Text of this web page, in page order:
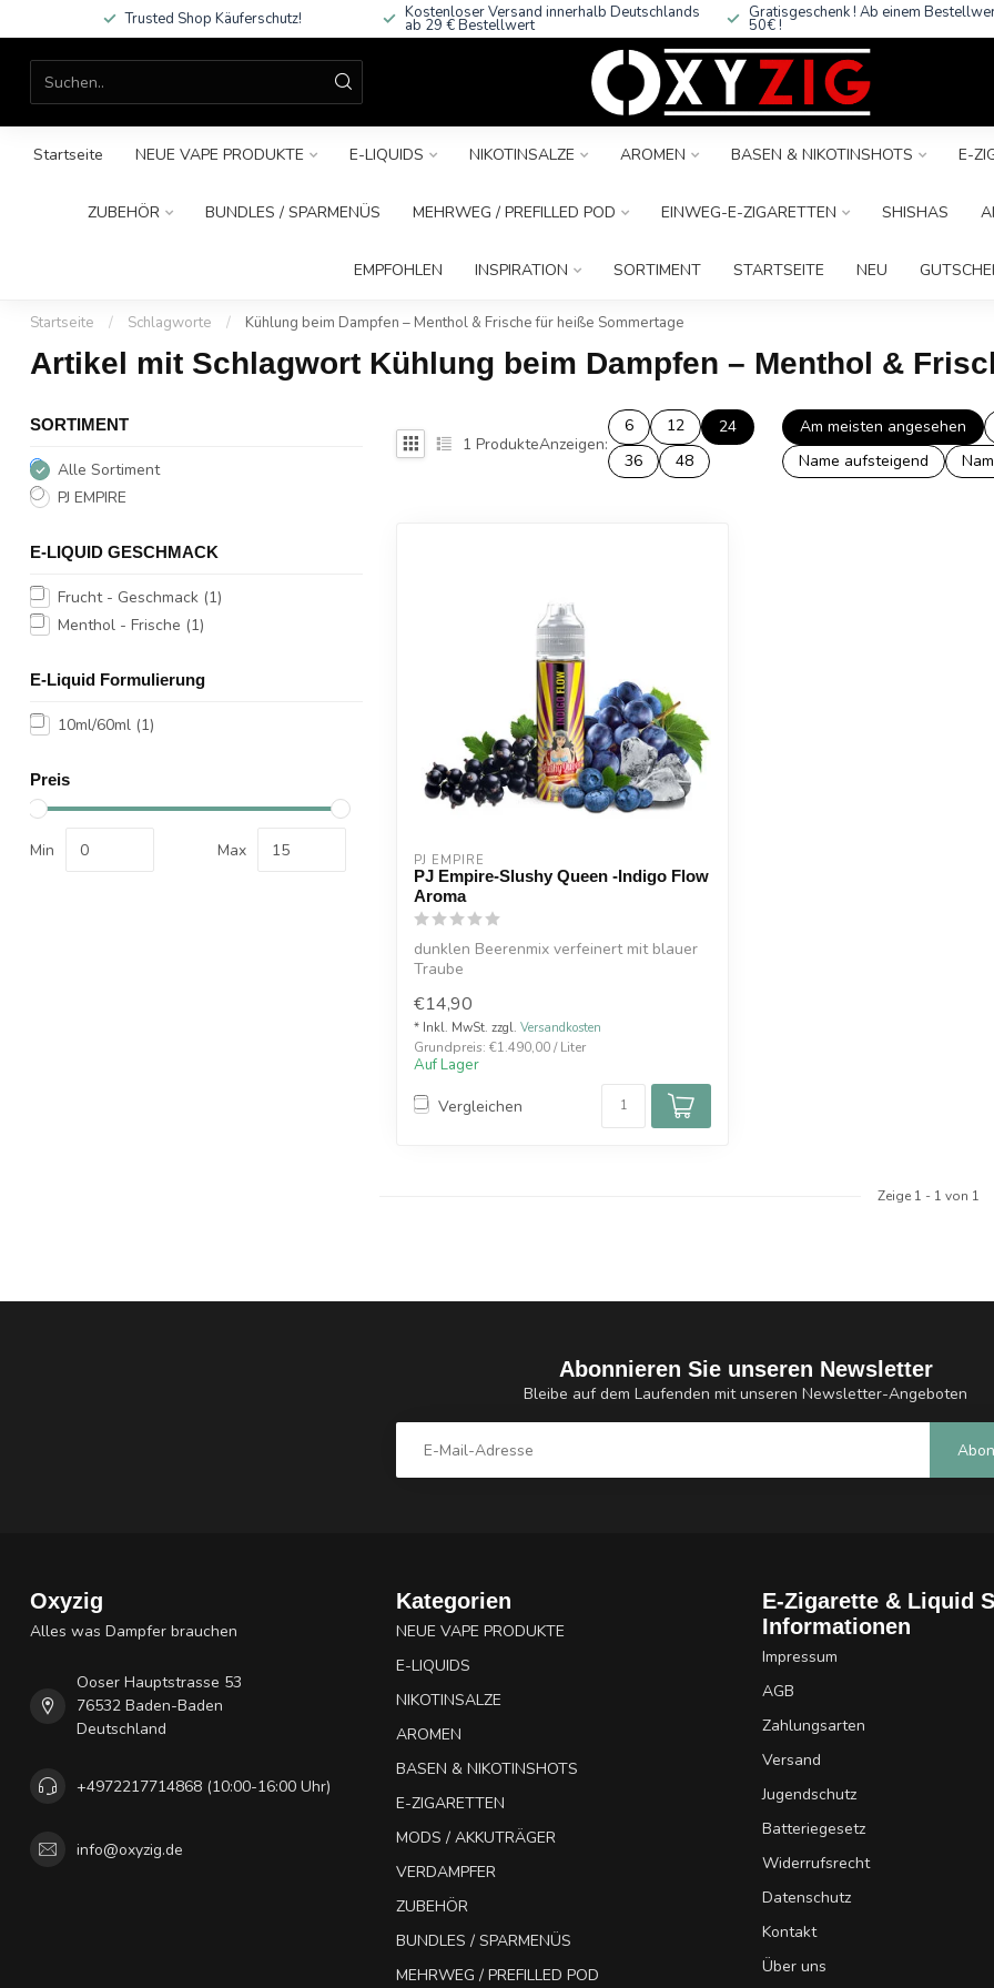
Trusted Shop Käuferschutz! Kostenloser Versand innerhalb Deutschlands
ab 29 € Bestellwert
Gratisgeschenk ! Ab einem
50€ !
Startseite NEUE VAPE PRODUKTE E-LIQUIDS NIKOTINSALZE AROMEN BASEN & NIKOTINSHOTS E-
ZUBEHÖR BUNDLES / SPARMENÜS MEHRWEG / PREFILLED POD EINWEG-E-ZIGARETTEN SHISHAS
EMPFOHLEN INSPIRATION SORTIMENT STARTSEITE NEU
Startseite / Schlagworte / Kühlung beim Dampfen – Menthol & Frische für heiße Sommertage
Artikel mit Schlagwort Kühlung beim Dampfen – Menthol &
SORTIMENT
Alle Sortiment
PJ EMPIRE
E-LIQUID GESCHMACK
Frucht - Geschmack (1)
Menthol - Frische (1)
E-Liquid Formulierung
10ml/60ml (1)
Preis
Min Max
1 ProdukteAnzeigen:
6 12
24
36
48
Am meisten angesehen
Name aufsteigend
PJ EMPIRE
PJ Empire-Slushy Queen -Indigo Flow
Aroma
dunklen Beerenmix verfeinert mit blauer
Traube
€14,90
* Inkl. MwSt. zzgl. Versandkosten
Grundpreis: €1.490,00 / Liter
Auf Lager
Vergleichen
Zeige 1 - 1 von 1
Abonnieren Sie unseren Newsletter
Bleibe auf dem Laufenden mit unseren Newsletter-Angeboten
Oxyzig
Alles was Dampfer brauchen
Ooser Hauptstrasse 53
76532 Baden-Baden
Deutschland
+4972217714868 (10:00-16:00 Uhr)
info@oxyzig.de
Kategorien
NEUE VAPE PRODUKTE
E-LIQUIDS
NIKOTINSALZE
AROMEN
BASEN & NIKOTINSHOTS
E-ZIGARETTEN
MODS / AKKUTRÄGER
VERDAMPFER
ZUBEHÖR
BUNDLES / SPARMENÜS
MEHRWEG / PREFILLED POD
E-Zigarette & Liquid
Informationen
Impressum
AGB
Zahlungsarten
Versand
Jugendschutz
Batteriegesetz
Widerrufsrecht
Datenschutz
Kontakt
Über uns